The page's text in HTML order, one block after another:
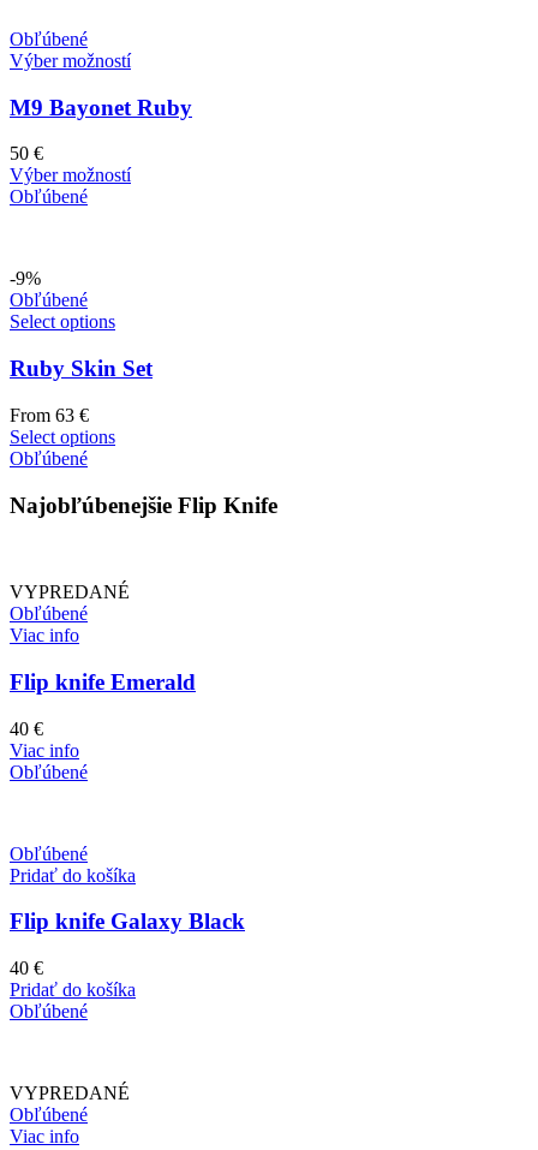
Obľúbené
Výber možností
M9 Bayonet Ruby
50 €
Výber možností
Obľúbené
-9%
Obľúbené
Select options
Ruby Skin Set
From 63 €
Select options
Obľúbené
Najobľúbenejšie Flip Knife
VYPREDANÉ
Obľúbené
Viac info
Flip knife Emerald
40 €
Viac info
Obľúbené
Obľúbené
Pridať do košíka
Flip knife Galaxy Black
40 €
Pridať do košíka
Obľúbené
VYPREDANÉ
Obľúbené
Viac info